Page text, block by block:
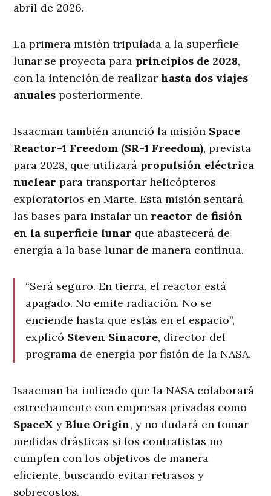
abril de 2026.
La primera misión tripulada a la superficie
lunar se proyecta para principios de 2028,
con la intención de realizarhasta dos viajes
anuales posteriormente.
Isaacman también anunció la misión Space
Reactor-1 Freedom (SR-1 Freedom), prevista
para 2028, que utilizará propulsión eléctrica
nuclear para transportar helicópteros
exploratorios en Marte. Esta misión sentará
las bases para instalar un reactor de fisión
en la superficie lunar que abastecerá de
energía a la base lunar de manera continua.
“Será seguro. En tierra, el reactor está
apagado. No emite radiación. No se
enciende hasta que estás en el espacio”,
explicó Steven Sinacore, director del
programa de energía por fisión de la NASA.
Isaacman ha indicado que la NASA colaborará
estrechamente con empresas privadas como
SpaceX yBlue Origin, y no dudará en tomar
medidas drásticas si los contratistas no
cumplen con los objetivos de manera
eficiente, buscando evitar retrasos y
sobrecostos.